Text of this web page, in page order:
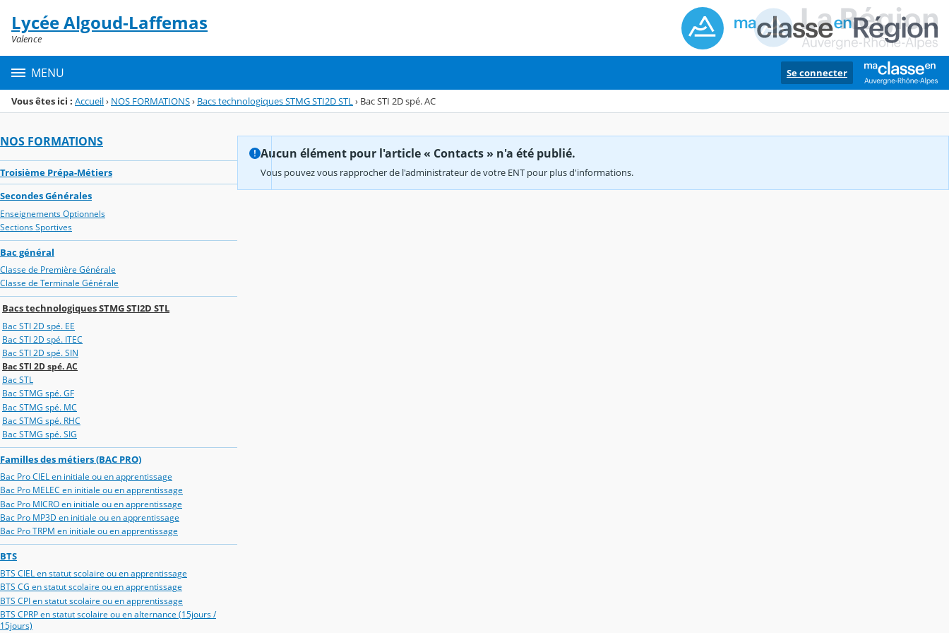
Menu de la rubrique
Contenu
Lycée Algoud-Laffemas
Valence
MENU Se connecter
Vous êtes ici : Accueil› NOS FORMATIONS› Bacs technologiques STMG STI2D STL› Bac STI 2D spé. AC
NOS FORMATIONS
Troisième Prépa-Métiers
Secondes Générales
Enseignements Optionnels
Sections Sportives
Bac général
Classe de Première Générale
Classe de Terminale Générale
Bacs technologiques STMG STI2D STL
Bac STI 2D spé. EE
Bac STI 2D spé. ITEC
Bac STI 2D spé. SIN
Bac STI 2D spé. AC
Bac STL
Bac STMG spé. GF
Bac STMG spé. MC
Bac STMG spé. RHC
Bac STMG spé. SIG
Familles des métiers (BAC PRO)
Bac Pro CIEL en initiale ou en apprentissage
Bac Pro MELEC en initiale ou en apprentissage
Bac Pro MICRO en initiale ou en apprentissage
Bac Pro MP3D en initiale ou en apprentissage
Bac Pro TRPM en initiale ou en apprentissage
BTS
BTS CIEL en statut scolaire ou en apprentissage
BTS CG en statut scolaire ou en apprentissage
BTS CPI en statut scolaire ou en apprentissage
BTS CPRP en statut scolaire ou en alternance (15jours /
15jours)
Aucun élément pour l'article « Contacts » n'a été publié.
Vous pouvez vous rapprocher de l'administrateur de votre ENT pour plus d'informations.